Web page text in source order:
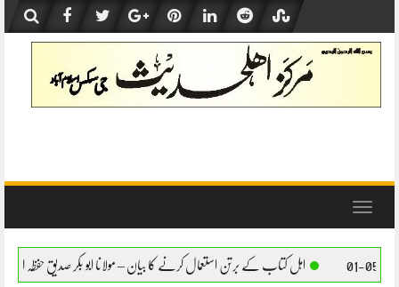
content
Toggle
کے برتن استعمال کرنے کا بیان – مولانا ابو بکر صدیق حفظہ اللہ اہل کتاب کے برتن